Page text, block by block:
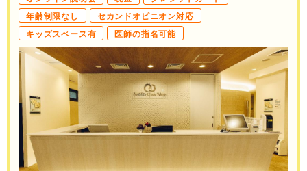
年齢制限なし
セカンドオピニオン対応
キッズスペース有
医師の指名可能